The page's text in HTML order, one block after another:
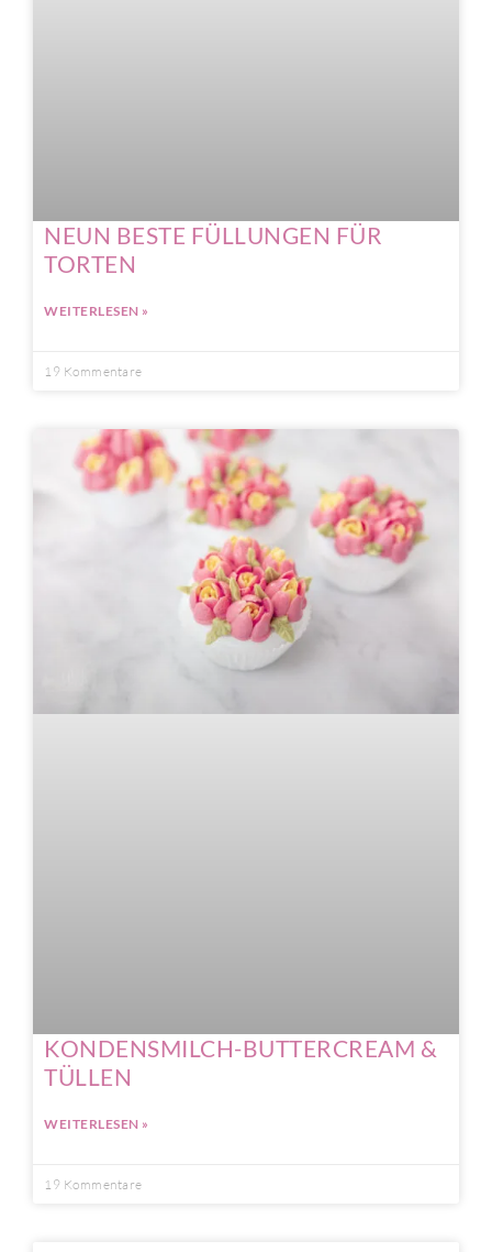
NEUN BESTE FÜLLUNGEN FÜR
TORTEN
WEITERLESEN »
19 Kommentare
KONDENSMILCH-BUTTERCREAM &
TÜLLEN
WEITERLESEN »
19 Kommentare